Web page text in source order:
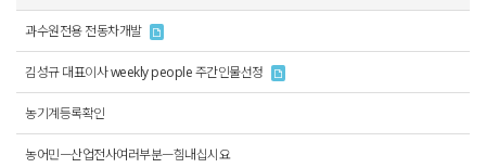
과수원전용 전동차개발
김성규 대표이사 weekly people 주간인물선정
농기계등록확인
농어민ㅡ산업전사여러부분ㅡ힘내십시요